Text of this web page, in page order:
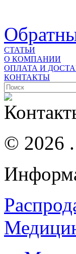
СТАТЬИ
О КОМПАНИИ
ОПЛАТА И
КОНТАКТЫ
© 2026 .